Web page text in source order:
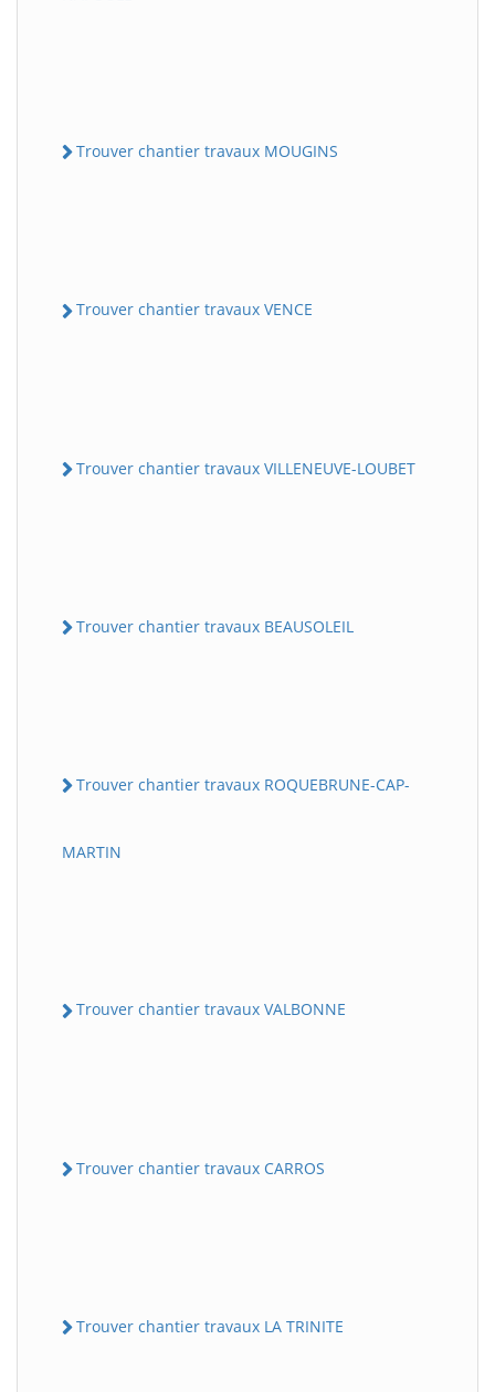
Trouver chantier travaux MOUGINS
Trouver chantier travaux VENCE
Trouver chantier travaux VILLENEUVE-LOUBET
Trouver chantier travaux BEAUSOLEIL
Trouver chantier travaux ROQUEBRUNE-CAP-
MARTIN
Trouver chantier travaux VALBONNE
Trouver chantier travaux CARROS
Trouver chantier travaux LA TRINITE